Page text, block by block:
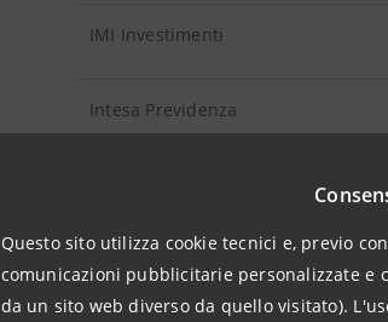
Questo sito utilizza cookie tecnici e, previo
comunicazioni pubblicitarie personalizzate e
da un sito web diverso da quello visitato).
IMI Investimenti
Intesa Previdenza
Intesa Sanpaolo Private Banking